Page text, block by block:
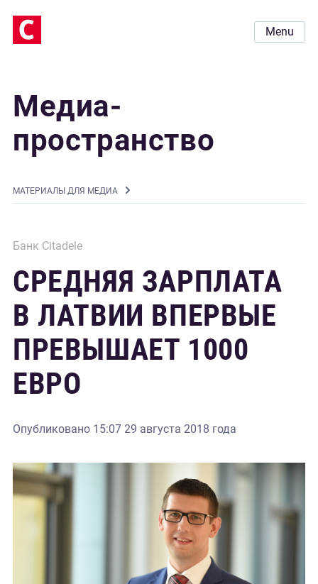
Menu
Медиа-
пространство
MАТЕРИАЛЫ ДЛЯ МЕДИА
Банк Citadele
СРЕДНЯЯ ЗАРПЛАТА
В ЛАТВИИ ВПЕРВЫЕ
ПРЕВЫШАЕТ 1000
ЕВРО
Опубликовано 15:07 29 августа 2018 года